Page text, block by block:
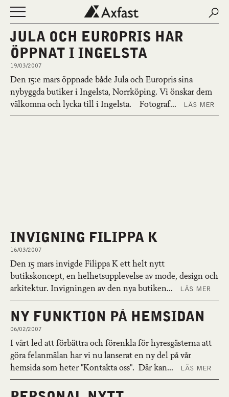
NYHETER
OM AXFAST
LEDIGA LOKALER
KONTAKT
MINA SIDOR
Öppna eller stäng navigering
JULA OCH EUROPRIS HAR
ÖPPNAT I INGELSTA
19/03/2007
Den 15:e mars öppnade både Jula och Europris sina
nybyggda butiker i Ingelsta, Norrköping. Vi önskar dem
välkomna och lycka till i Ingelsta.
Fotograf... LÄS MER
INVIGNING FILIPPA K
16/03/2007
Den 15 mars invigde Filippa K ett helt nytt
butikskoncept, en helhetsupplevelse av mode, design och
arkitektur. Invigningen av den nya butiken...
LÄS MER
NY FUNKTION PÅ HEMSIDAN
06/02/2007
I vårt led att förbättra och förenkla för hyresgästerna att
göra felanmälan har vi nu lanserat en ny del på vår
hemsida som heter "Kontakta oss". Där kan...
LÄS MER